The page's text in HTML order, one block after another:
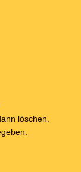
löschen.